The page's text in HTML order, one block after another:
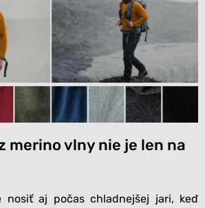
merino vlny nie je len na
nosiť aj počas chladnejšej jari, keď